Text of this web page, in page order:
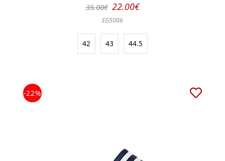
35.00€ 22.00€
EG5006
42 43 44.5
-22%